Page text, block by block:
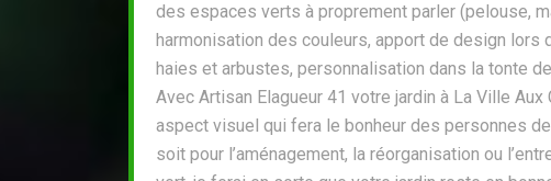
des espaces verts à proprement parler (pelouse,
harmonisation des couleurs, apport de design lors
haies et arbustes, personnalisation dans la tonte
Avec Artisan Elagueur 41 votre jardin à La Ville Aux
aspect visuel qui fera le bonheur des personnes
soit pour l’aménagement, la réorganisation ou